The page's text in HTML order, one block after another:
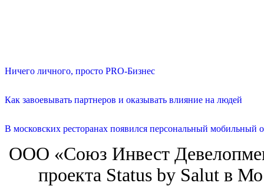
Ничего личного, просто PRO-Бизнес
Как завоевывать партнеров и оказывать влияние на людей
В московских ресторанах появился персональный мобильный
ООО «Союз Инвест
проекта Status by Salut в